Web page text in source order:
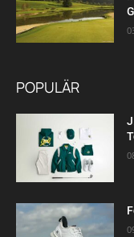
POPULÄR